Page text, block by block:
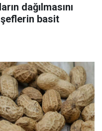
dağılmasını
basit